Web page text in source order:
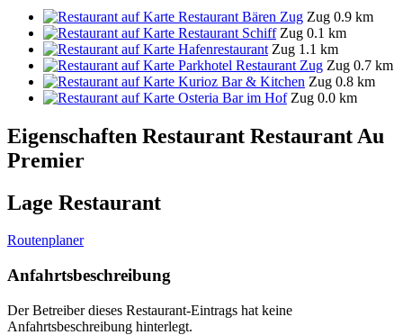
Restaurant Bären Zug Zug 0.9 km
Restaurant Schiff Zug 0.1 km
Hafenrestaurant Zug 1.1 km
Parkhotel Restaurant Zug Zug 0.7 km
Kurioz Bar & Kitchen Zug 0.8 km
Osteria Bar im Hof Zug 0.0 km
Eigenschaften Restaurant Restaurant Au
Premier
Lage Restaurant
Routenplaner
Anfahrtsbeschreibung
Der Betreiber dieses Restaurant-Eintrags hat keine
Anfahrtsbeschreibung hinterlegt.